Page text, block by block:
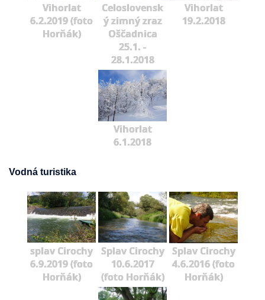
Vihorlat
6.2.2019 (foto
Horňák)
Celoslovensk
ý zimný zraz
Oščadnica
25.1. -
28.1.2018
Vihorlat
19.2.2018
Vihorlat
6.1.2018
Vodná turistika
splav Cirochy
6.9.2019 (foto
Horňák)
Splav Cirochy
10.6.2017
(foto Horňák)
Splav Cirochy
4.6.2016 (foto
Horňák)